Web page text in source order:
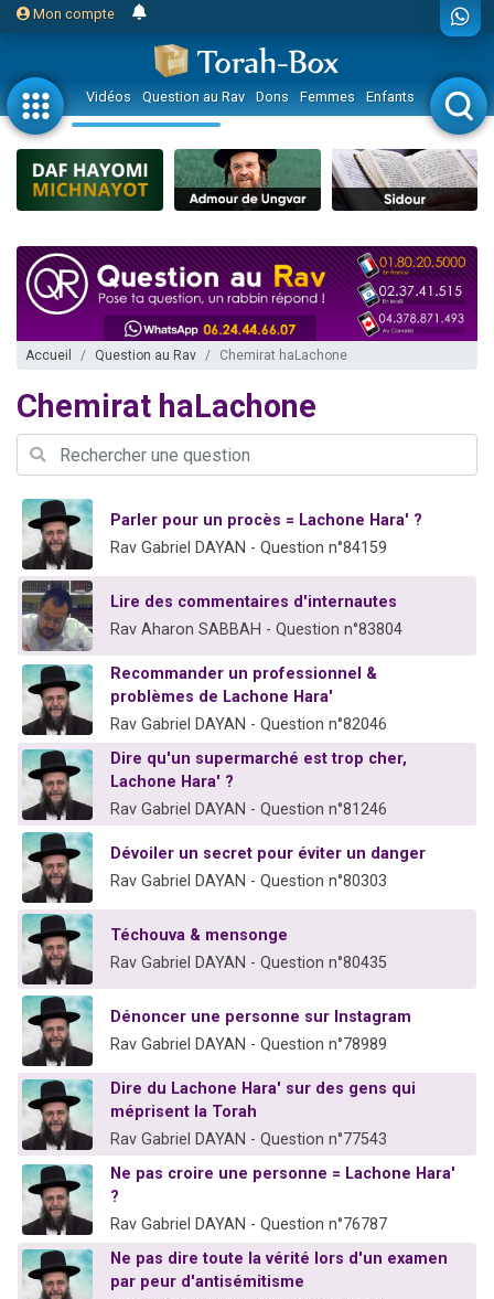
Mon compte
Vidéos Question au Rav Dons Femmes Enfants Etude sur
Accueil Question au Rav Chemirat haLachone
Chemirat haLachone
Parler pour un procès = Lachone Hara' ?
Rav Gabriel DAYAN - Question n°84159
Lire des commentaires d'internautes
Rav Aharon SABBAH - Question n°83804
Recommander un professionnel &
problèmes de Lachone Hara'
Rav Gabriel DAYAN - Question n°82046
Dire qu'un supermarché est trop cher,
Lachone Hara' ?
Rav Gabriel DAYAN - Question n°81246
Dévoiler un secret pour éviter un danger
Rav Gabriel DAYAN - Question n°80303
Téchouva & mensonge
Rav Gabriel DAYAN - Question n°80435
Dénoncer une personne sur Instagram
Rav Gabriel DAYAN - Question n°78989
Dire du Lachone Hara' sur des gens qui
méprisent la Torah
Rav Gabriel DAYAN - Question n°77543
Ne pas croire une personne = Lachone Hara'
?
Rav Gabriel DAYAN - Question n°76787
Ne pas dire toute la vérité lors d'un examen
par peur d'antisémitisme